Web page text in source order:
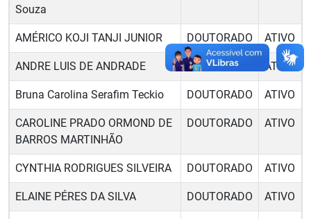
Souza
AMÉRICO KOJI TANJI JUNIOR DOUTORADO ATIVO
ANDRE LUIS DE ANDRADE DOUTORADO ATIVO
Bruna Carolina Serafim Teckio DOUTORADO ATIVO
CAROLINE PRADO ORMOND DE
BARROS MARTINHÃO
DOUTORADO ATIVO
CYNTHIA RODRIGUES SILVEIRA DOUTORADO ATIVO
ELAINE PÉRES DA SILVA DOUTORADO ATIVO